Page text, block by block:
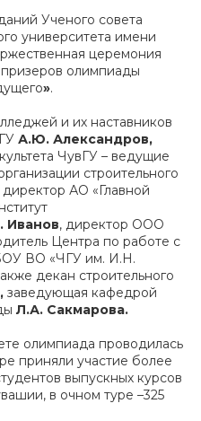
Ученого совета
университета имени
церемония
олимпиады
».
и их наставников
А.Ю. Александров,
ЧувГУ – ведущие
строительного
АО «Главной
Иванов, директор ООО
Центра по работе с
ВО «ЧГУ им. И.Н.
декан строительного
заведующая кафедрой
Л.А. Сакмарова.
олимпиада проводилась
приняли участие более
выпускных курсов
в очном туре –325